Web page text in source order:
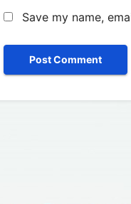
Save my name,